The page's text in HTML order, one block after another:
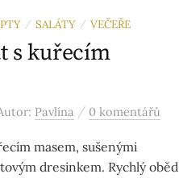
/ SALÁTY / VEČEŘE
s kuřecím
Pavlína / 0 komentářů
masem, sušenými
dresinkem. Rychlý oběd